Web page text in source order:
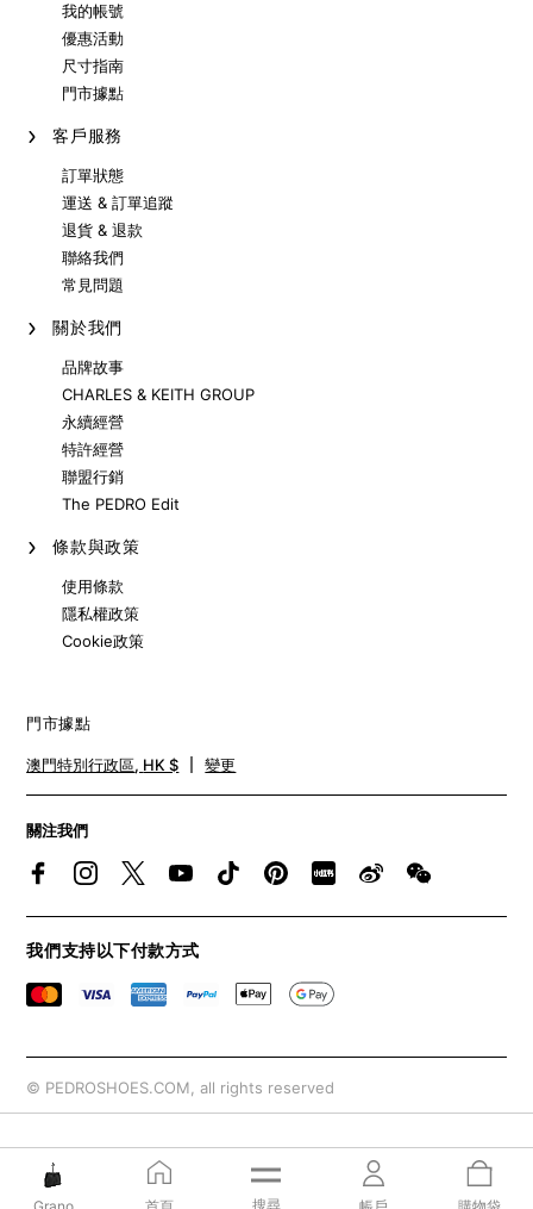
搜尋
我的帳號
優惠活動
尺寸指南
門市據點
客戶服務
訂單狀態
運送 & 訂單追蹤
退貨 & 退款
聯絡我們
常見問題
關於我們
品牌故事
CHARLES & KEITH GROUP
永續經營
特許經營
聯盟行銷
The PEDRO Edit
條款與政策
使用條款
隱私權政策
Cookie政策
門市據點
澳門特別行政區, HK $ 變更
關注我們​
我們支持以下付款方式
© PEDROSHOES.COM, all rights reserved